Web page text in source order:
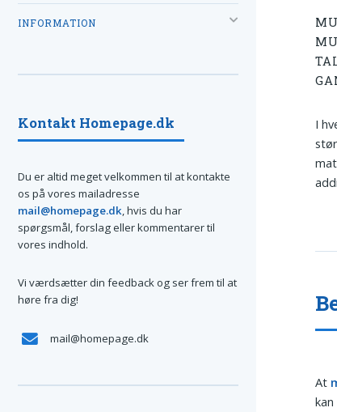
I
At
INFORMATION
Kontakt Homepage.dk
Du er altid meget velkommen til at kontakte
os på vores mailadresse
mail@homepage.dk, hvis du har
spørgsmål, forslag eller kommentarer til
vores indhold.
Vi værdsætter din feedback og ser frem til at
høre fra dig!
mail@homepage.dk